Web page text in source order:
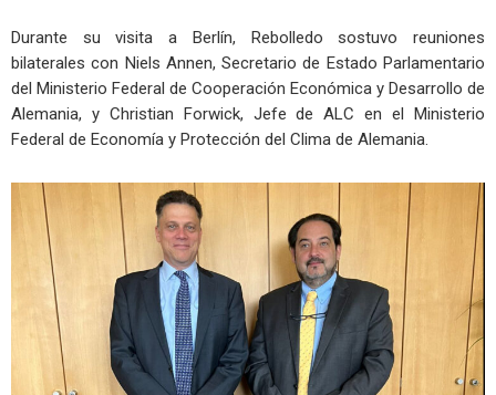
Durante su visita a Berlín, Rebolledo sostuvo reuniones
bilaterales con Niels Annen, Secretario de Estado Parlamentario
del Ministerio Federal de Cooperación Económica y Desarrollo de
Alemania, y Christian Forwick, Jefe de ALC en el Ministerio
Federal de Economía y Protección del Clima de Alemania.